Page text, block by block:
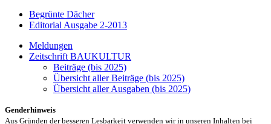
Begrünte Dächer
Editorial Ausgabe 2-2013
Meldungen
Zeitschrift BAUKULTUR
Beiträge (bis 2025)
Übersicht aller Beiträge (bis 2025)
Übersicht aller Ausgaben (bis 2025)
Genderhinweis
Aus Gründen der besseren Lesbarkeit verwenden wir in unseren Inhalten bei